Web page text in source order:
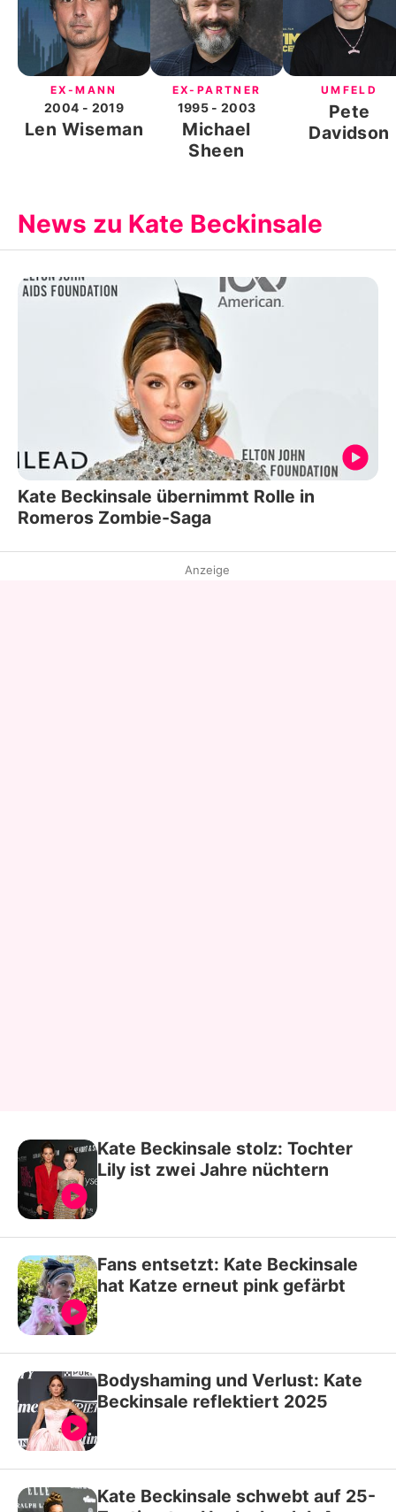
EX-MANN
2004 - 2019
Len Wiseman
EX-PARTNER
1995- 2003
Michael
Sheen
UMFELD
Pete
Davidson
News zu Kate Beckinsale
Kate Beckinsale übernimmt Rolle in
Romeros Zombie-Saga
Anzeige
Kate Beckinsale stolz: Tochter
Lily ist zwei Jahre nüchtern
Fans entsetzt: Kate Beckinsale
hat Katze erneut pink gefärbt
Bodyshaming und Verlust: Kate
Beckinsale reflektiert 2025
Kate Beckinsale schwebt auf 25-